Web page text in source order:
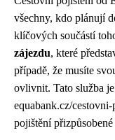
všechny, kdo plánují
klíčových součástí
zájezdu, které
případě, že musíte
ovlivnit. Tato služba
equabank.cz/
pojištění